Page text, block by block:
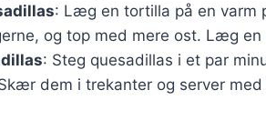
: Læg en tortilla på en varm
og top med mere ost. Læg
: Steg quesadillas i et par
dem i trekanter og server med